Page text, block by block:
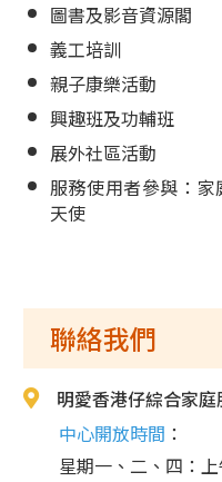
圖書及影音資源閣
義工培訓
親子康樂活動
興趣班及功輔班
展外社區活動
服務使用者參與：
天使
聯絡我們
明愛香港仔綜合家
中心開放時間 ：
星期一、二、四：